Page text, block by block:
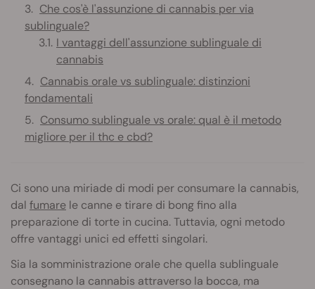
Che cos'è l'assunzione di cannabis per via
sublinguale?
I vantaggi dell'assunzione sublinguale di
cannabis
Cannabis orale vs sublinguale: distinzioni
fondamentali
Consumo sublinguale vs orale: qual è il metodo
migliore per il thc e cbd?
Ci sono una miriade di modi per consumare la cannabis,
dal fumare le canne e tirare di bong fino alla
preparazione di torte in cucina. Tuttavia, ogni metodo
offre vantaggi unici ed effetti singolari.
Sia la somministrazione orale che quella sublinguale
consegnano la cannabis attraverso la bocca, ma